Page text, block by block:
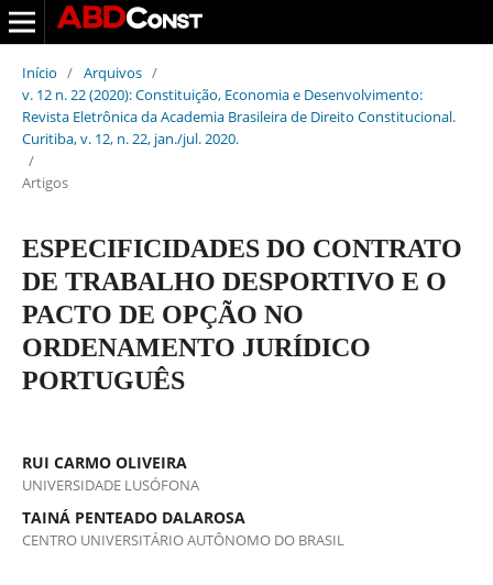
Início / Arquivos /
v. 12 n. 22 (2020): Constituição, Economia e Desenvolvimento:
Revista Eletrônica da Academia Brasileira de Direito Constitucional.
Curitiba, v. 12, n. 22, jan./jul. 2020.
/
Artigos
ESPECIFICIDADES DO CONTRATO
DE TRABALHO DESPORTIVO E O
PACTO DE OPÇÃO NO
ORDENAMENTO JURÍDICO
PORTUGUÊS
RUI CARMO OLIVEIRA
UNIVERSIDADE LUSÓFONA
TAINÁ PENTEADO DALAROSA
CENTRO UNIVERSITÁRIO AUTÔNOMO DO BRASIL